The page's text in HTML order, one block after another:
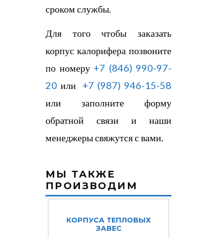
сроком службы.
Для того чтобы заказать
корпус калорифера позвоните
по номеру +7​ (846) 990-97-
20 или +7 (987) 946-15-58
или заполните форму
обратной связи и наши
менеджеры свяжутся с вами.
МЫ ТАКЖЕ
ПРОИЗВОДИМ
КОРПУСА ТЕПЛОВЫХ
ЗАВЕС